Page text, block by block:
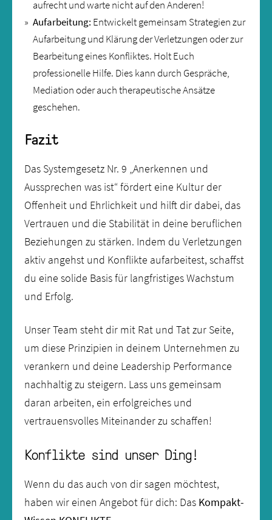
aufrecht und warte nicht auf den Anderen!
Aufarbeitung: Entwickelt gemeinsam Strategien zur
Aufarbeitung und Klärung der Verletzungen oder zur
Bearbeitung eines Konfliktes. Holt Euch
professionelle Hilfe. Dies kann durch Gespräche,
Mediation oder auch therapeutische Ansätze
geschehen.
Fazit
Das Systemgesetz Nr. 9 „Anerkennen und
Aussprechen was ist“ fördert eine Kultur der
Offenheit und Ehrlichkeit und hilft dir dabei, das
Vertrauen und die Stabilität in deine beruflichen
Beziehungen zu stärken. Indem du Verletzungen
aktiv angehst und Konflikte aufarbeitest, schaffst
du eine solide Basis für langfristiges Wachstum
und Erfolg.
Unser Team steht dir mit Rat und Tat zur Seite,
um diese Prinzipien in deinem Unternehmen zu
verankern und deine Leadership Performance
nachhaltig zu steigern. Lass uns gemeinsam
daran arbeiten, ein erfolgreiches und
vertrauensvolles Miteinander zu schaffen!
Konflikte sind unser Ding!
Wenn du das auch von dir sagen möchtest,
haben wir einen Angebot für dich: Das Kompakt-